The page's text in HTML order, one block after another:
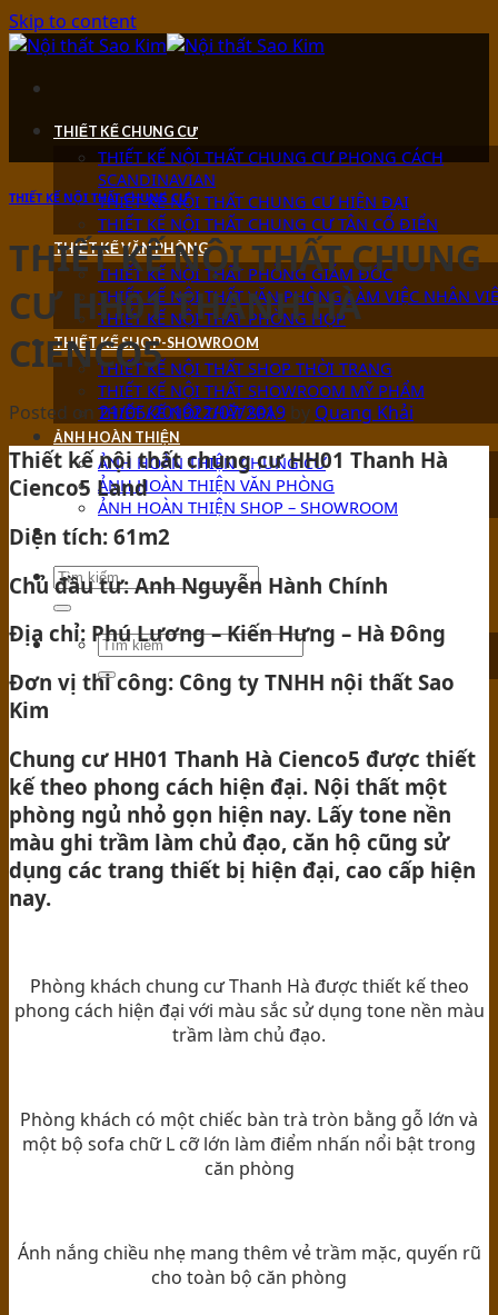
Skip to content
THIẾT KẾ CHUNG CƯ
THIẾT KẾ NỘI THẤT CHUNG CƯ PHONG CÁCH
SCANDINAVIAN
THIẾT KẾ NỘI THẤT CHUNG CƯ HIỆN ĐẠI
THIẾT KẾ NỘI THẤT CHUNG CƯ TÂN CỔ ĐIỂN
THIẾT KẾ VĂN PHÒNG
THIẾT KẾ NỘI THẤT PHÒNG GIÁM ĐỐC
THIẾT KẾ NỘI THẤT VĂN PHÒNG LÀM VIỆC NHÂN
THIẾT KẾ NỘI THẤT PHÒNG HỌP
THIẾT KẾ SHOP-SHOWROOM
THIẾT KẾ NỘI THẤT SHOP THỜI TRANG
THIẾT KẾ NỘI THẤT SHOWROOM MỸ PHẨM
THIẾT KẾ NỘI THẤT SPA
ẢNH HOÀN THIỆN
ẢNH HOÀN THIỆN CHUNG CƯ
ẢNH HOÀN THIỆN VĂN PHÒNG
ẢNH HOÀN THIỆN SHOP – SHOWROOM
TIN TỨC
THIẾT KẾ NỘI THẤT CHUNG CƯ
THIẾT KẾ NỘI THẤT CHUNG
CƯ HH01 THANH HÀ
CIENCO5
Posted on21/05/201922/07/2019 by Quang Khải
Thiết kế nội thất chung cư HH01 Thanh Hà
Cienco5 Land
Diện tích: 61m2
Chủ đầu tư: Anh Nguyễn Hành Chính
Địa chỉ: Phú Lương – Kiến Hưng – Hà Đông
Đơn vị thi công: Công ty TNHH nội thất Sao
Kim
Chung cư HH01 Thanh Hà Cienco5 được thiết
kế theo phong cách hiện đại. Nội thất một
phòng ngủ nhỏ gọn hiện nay. Lấy tone nền
màu ghi trầm làm chủ đạo, căn hộ cũng sử
dụng các trang thiết bị hiện đại, cao cấp hiện
nay.
Phòng khách chung cư Thanh Hà được thiết kế theo
phong cách hiện đại với màu sắc sử dụng tone nền màu
trầm làm chủ đạo.
Phòng khách có một chiếc bàn trà tròn bằng gỗ lớn và
một bộ sofa chữ L cỡ lớn làm điểm nhấn nổi bật trong
căn phòng
Ánh nắng chiều nhẹ mang thêm vẻ trầm mặc, quyến rũ
cho toàn bộ căn phòng